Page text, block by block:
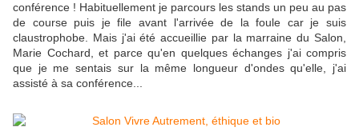
conférence ! Habituellement je parcours les stands un peu au pas
de course puis je file avant l'arrivée de la foule car je suis
claustrophobe. Mais j'ai été accueillie par la marraine du Salon,
Marie Cochard, et parce qu'en quelques échanges j'ai compris
que je me sentais sur la même longueur d'ondes qu'elle, j'ai
assisté à sa conférence...